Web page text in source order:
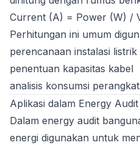
Current (A) = Power (W) /
Perhitungan ini umum
perencanaan instalasi listrik
penentuan kapasitas kabel
analisis konsumsi
Aplikasi dalam Energy Audit
Dalam energy audit
energi digunakan untuk